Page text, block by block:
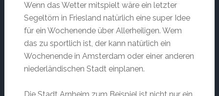
Wenn das Wetter mitspielt wäre ein letzter
Segeltörn in Friesland natürlich eine super Idee
für ein Wochenende über Allerheiligen. Wem
das zu sportlich ist, der kann natürlich ein
Wochenende in Amsterdam oder einer anderen
niederländischen Stadt einplanen.